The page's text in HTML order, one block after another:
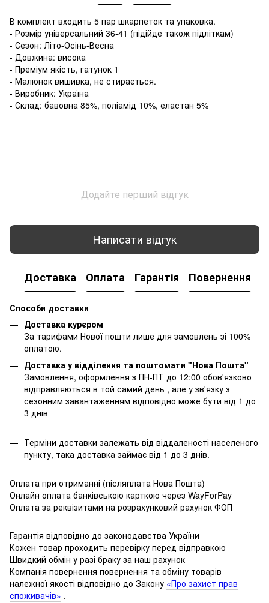
В комплект входить 5 пар шкарпеток та упаковка.
- Розмір універсальний 36-41 (підійде також підліткам)
- Сезон: Літо-Осінь-Весна
- Довжина: висока
- Преміум якість, гатунок 1
- Малюнок вишивка, не стирається.
- Виробник: Україна
- Склад: бавовна 85%, поліамід 10%, еластан 5%
Додайте перший відгук
Написати відгук
Доставка Оплата Гарантія Повернення
Способи доставки
Доставка курєром
За тарифами Нової пошти лише для замовлень зі 100%
оплатою.
Доставка у відділення та поштомати "Нова Пошта"
Замовлення, оформлення з ПН-ПТ до 12:00 обов'язково
відправляються в той самий день , але у зв'язку з
сезонним завантаженням відповідно може бути від 1 до
3 днів
Терміни доставки залежать від віддаленості населеного
пункту, така доставка займає від 1 до 3 днів.
Оплата при отриманні (післяплата Нова Пошта)
Онлайн оплата банківською карткою через WayForPay
Оплата за реквізитами на розрахунковий рахунок ФОП
Гарантія відповідно до законодавства України
Кожен товар проходить перевірку перед відправкою
Швидкий обмін у разі браку за наш рахунок
Компанія повернення повернення та обміну товарів
належної якості відповідно до Закону «Про захист прав
споживачів» .